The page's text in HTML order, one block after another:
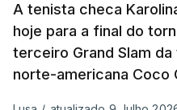
A tenista checa
hoje para a final do
terceiro Grand Slam
norte-americana Coco